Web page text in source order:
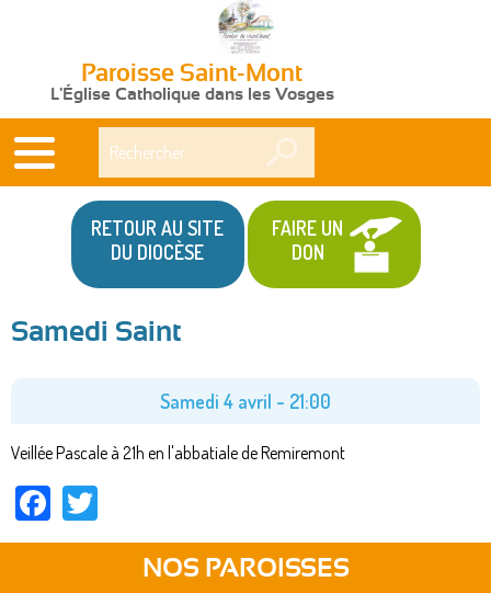
Paroisse Saint-Mont
L'Église Catholique dans les Vosges
RETOUR AU SITE
DU DIOCÈSE
FAIRE UN
DON
ici
Samedi Saint
Samedi 4 avril - 21:00
Veillée Pascale à 21h en l'abbatiale de Remiremont
Facebook
NOS PAROISSES